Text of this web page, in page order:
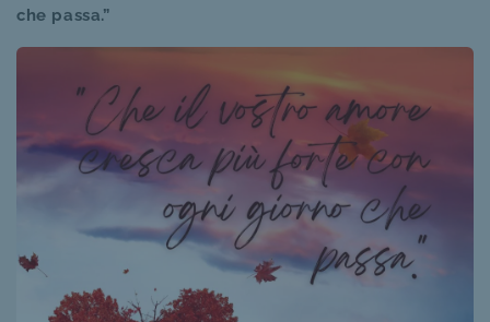
che passa.”